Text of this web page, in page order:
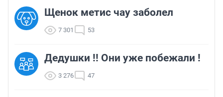
Щенок метис чау заболел
7 301 53
Дедушки !! Они уже побежали !
3 276 47